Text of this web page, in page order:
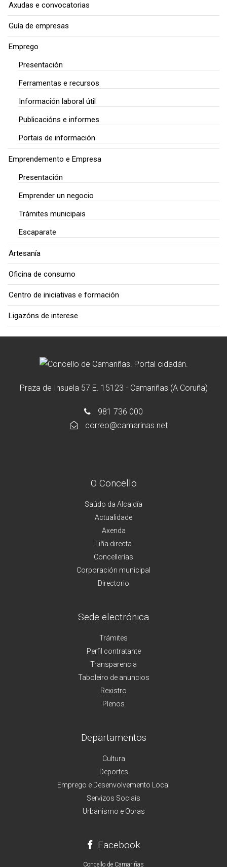
Axudas e convocatorias
Guía de empresas
Emprego
Presentación
Ferramentas e recursos
Información laboral útil
Publicacións e informes
Portais de información
Emprendemento e Empresa
Presentación
Emprender un negocio
Trámites municipais
Escaparate
Artesanía
Oficina de consumo
Centro de iniciativas e formación
Ligazóns de interese
Praza de Insuela 57 E. 15123 - Camariñas (A Coruña)
981 736 000
correo@camarinas.net
O Concello
Saúdo da Alcaldía
Actualidade
Axenda
Liña directa
Concellerías
Corporación municipal
Directorio
Sede electrónica
Trámites
Perfil contratante
Transparencia
Taboleiro de anuncios
Rexistro
Plenos
Departamentos
Cultura
Deportes
Emprego e Desenvolvemento Local
Servizos Sociais
Urbanismo e Obras
Facebook
Concello de Camariñas